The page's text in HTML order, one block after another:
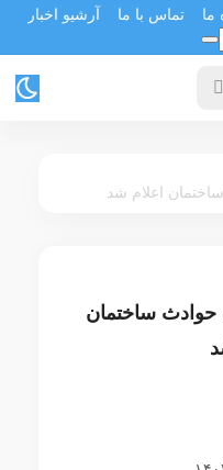
ما تماس با ما آرشیو اخبار
اعلام شد
ساختمان